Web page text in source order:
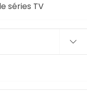
séries TV